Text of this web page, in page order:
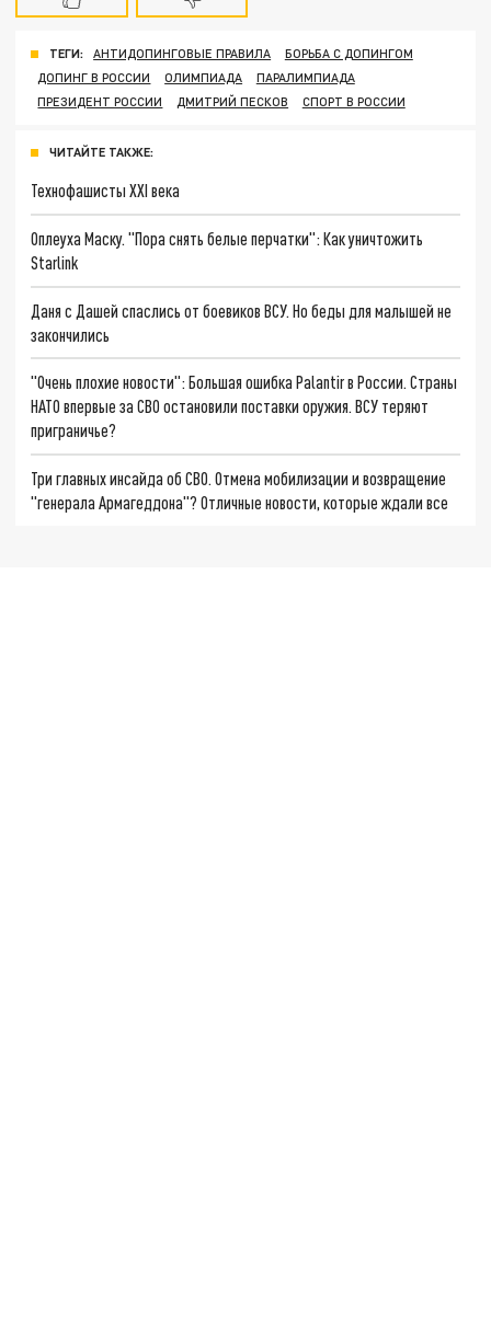
ТЕГИ: АНТИДОПИНГОВЫЕ ПРАВИЛА
БОРЬБА С ДОПИНГОМ
ДОПИНГ В РОССИИ
ОЛИМПИАДА
ПАРАЛИМПИАДА
ПРЕЗИДЕНТ РОССИИ
ДМИТРИЙ ПЕСКОВ СПОРТ В РОССИИ
ЧИТАЙТЕ ТАКЖЕ:
Технофашисты XXI века
Оплеуха Маску. "Пора снять белые перчатки": Как уничтожить
Starlink
Даня с Дашей спаслись от боевиков ВСУ. Но беды для малышей не
закончились
"Очень плохие новости": Большая ошибка Palantir в России. Страны
НАТО впервые за СВО остановили поставки оружия. ВСУ теряют
приграничье?
Три главных инсайда об СВО. Отмена мобилизации и возвращение
"генерала Армагеддона"? Отличные новости, которые ждали все